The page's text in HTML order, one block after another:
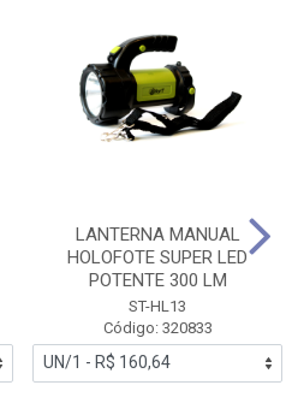
LANTERNA MANUAL
HOLOFOTE SUPER LED
POTENTE 300 LM
ST-HL13
Código: 320833